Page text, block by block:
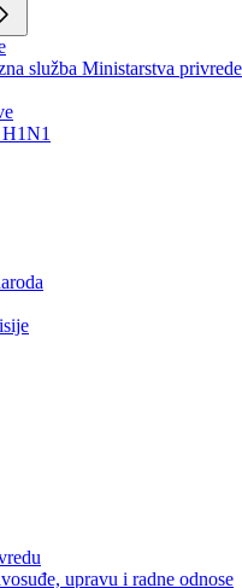
služba Ministarstva privrede